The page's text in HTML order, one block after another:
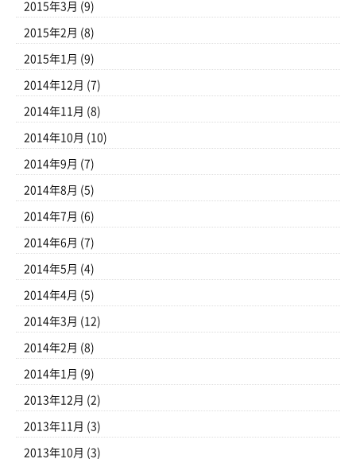
2015年3月 (9)
2015年2月 (8)
2015年1月 (9)
2014年12月 (7)
2014年11月 (8)
2014年10月 (10)
2014年9月 (7)
2014年8月 (5)
2014年7月 (6)
2014年6月 (7)
2014年5月 (4)
2014年4月 (5)
2014年3月 (12)
2014年2月 (8)
2014年1月 (9)
2013年12月 (2)
2013年11月 (3)
2013年10月 (3)